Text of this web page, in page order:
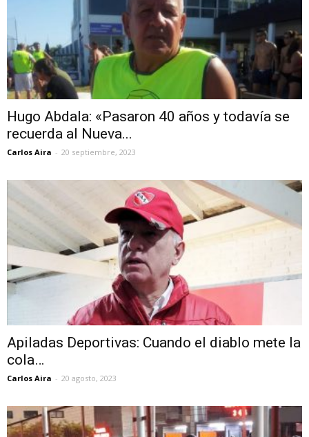
Hugo Abdala: «Pasaron 40 años y todavía se
recuerda al Nueva...
Carlos Aira - 20 septiembre, 2023
Apiladas Deportivas: Cuando el diablo mete la
cola…
Carlos Aira - 20 agosto, 2023